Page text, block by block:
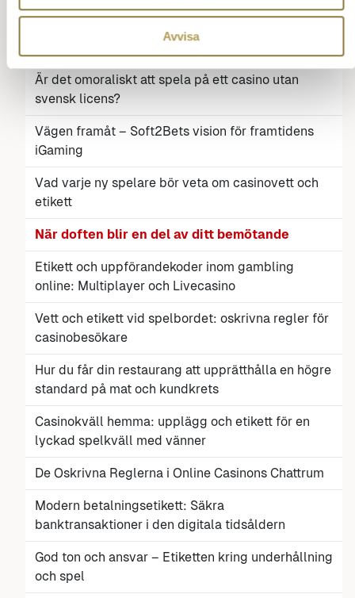
Avvisa
Mer än bara mat: Konsten att samlas
Är det omoraliskt att spela på ett casino utan
svensk licens?
Vägen framåt – Soft2Bets vision för framtidens
iGaming
Vad varje ny spelare bör veta om casinovett och
etikett
När doften blir en del av ditt bemötande
Etikett och uppförandekoder inom gambling
online: Multiplayer och Livecasino
Vett och etikett vid spelbordet: oskrivna regler för
casinobesökare
Hur du får din restaurang att upprätthålla en högre
standard på mat och kundkrets
Casinokväll hemma: upplägg och etikett för en
lyckad spelkväll med vänner
De Oskrivna Reglerna i Online Casinons Chattrum
Modern betalningsetikett: Säkra
banktransaktioner i den digitala tidsåldern
God ton och ansvar – Etiketten kring underhållning
och spel